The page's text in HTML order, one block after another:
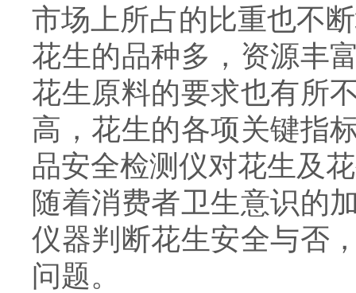
市场上所占的比重也不
花生的品种多，资源丰
花生原料的要求也有所
高，花生的各项关键指
品安全检测仪对花生及
随着消费者卫生意识的
仪器判断花生安全与否
问题。